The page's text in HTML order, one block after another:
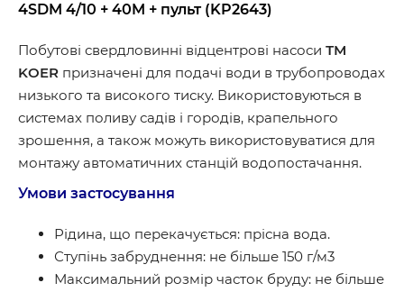
4SDM 4/10 + 40M + пульт (KP2643)
Побутові свердловинні відцентрові насоси ТМ
KOER призначенi для подачі води в трубопроводах
низького та високого тиску. Використовуються в
системах поливу садів і городів, крапельного
зрошення, а також можуть використовуватися для
монтажу автоматичних станцій водопостачання.
Умови застосування
Рідина, що перекачується: прісна вода.
Ступінь забруднення: не більше 150 г/м3
Максимальний розмір часток бруду: не більше